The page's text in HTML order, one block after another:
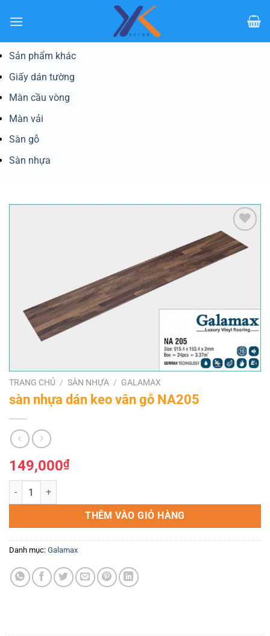
qua
dungSản phẩm khác
Giấy dán tường
Màn cầu vòng
Màn vải
Sàn gỗ
Sàn nhựa
Yêu
thích
TRANG CHỦ / SÀN NHỰA / GALAMAX
sàn nhựa dán keo vân gỗ NA205
149,000₫
sàn nhựa dán keo vân gỗ NA205 số lượng
THÊM VÀO GIỎ HÀNG
Danh mục: Galamax